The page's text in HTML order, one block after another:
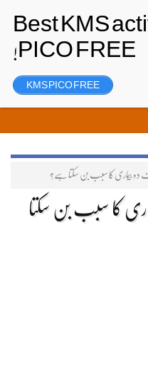
رجسٹر
دہ بیماری کا سبب بن سکتا ہے؟
کا سبب بن سکتا
KMS PICO FREE